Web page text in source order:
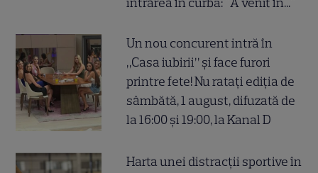
Un nou concurent intră în
„Casa iubirii” și face furori
printre fete! Nu ratați ediția de
sâmbătă, 1 august, difuzată de
la 16:00 și 19:00, la Kanal D
Harta unei distracții sportive în